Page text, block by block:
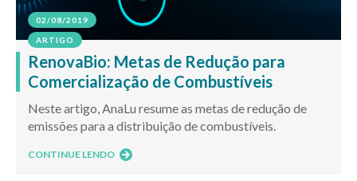
02/08/2019
ARTIGO
RenovaBio: Metas de Redução para
Comercialização de Combustíveis
Neste artigo, AnaLu resume as metas de redução de
emissões para a distribuição de combustíveis.
CONTINUE LENDO